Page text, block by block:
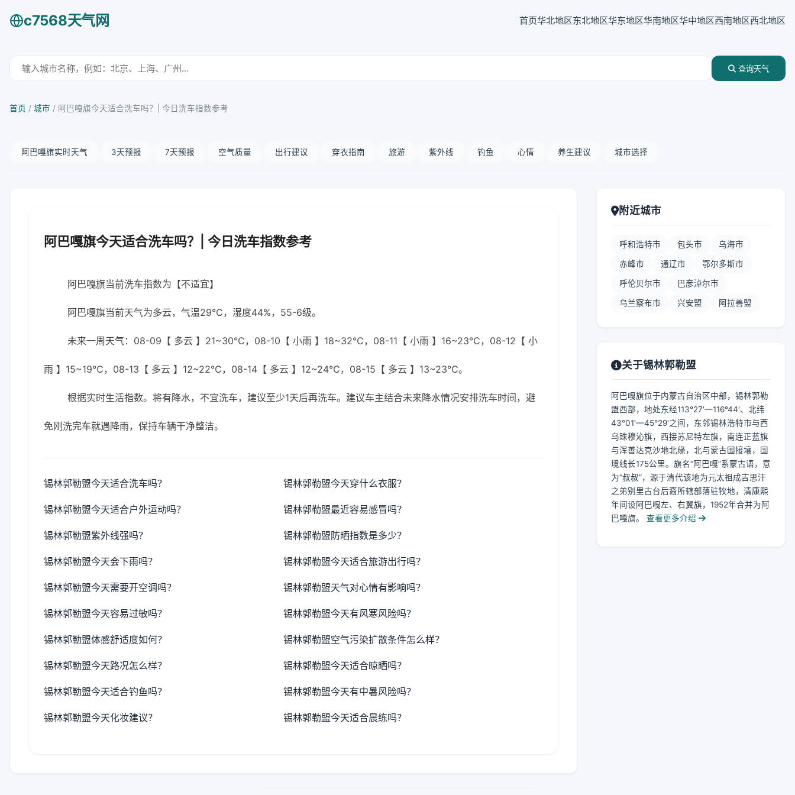
c7568天气网 首页华北地区东北地区华东地区华南地区华中地区西南地区西北地区
查询天气
首页 / 城市 / 阿巴嘎旗今天适合洗车吗？| 今日洗车指数参考
阿巴嘎旗实时天气 3天预报 7天预报 空气质量 出行建议 穿衣指南 旅游 紫外线 钓鱼 心情 养生建议 城市选择
阿巴嘎旗今天适合洗车吗？| 今日洗车指数参考
阿巴嘎旗当前洗车指数为【不适宜】
阿巴嘎旗当前天气为多云，气温29℃，湿度44%，55-6级。
未来一周天气：08-09【 多云 】21~30℃，08-10【 小雨 】18~32℃，08-11【 小雨 】16~23℃，08-12【 小
雨 】15~19℃，08-13【 多云 】12~22℃，08-14【 多云 】12~24℃，08-15【 多云 】13~23℃。
根据实时生活指数。将有降水，不宜洗车，建议至少1天后再洗车。建议车主结合未来降水情况安排洗车时间，避
免刚洗完车就遇降雨，保持车辆干净整洁。
锡林郭勒盟今天适合洗车吗？ 锡林郭勒盟今天穿什么衣服？
锡林郭勒盟今天适合户外运动吗？ 锡林郭勒盟最近容易感冒吗？
锡林郭勒盟紫外线强吗？ 锡林郭勒盟防晒指数是多少？
锡林郭勒盟今天会下雨吗？ 锡林郭勒盟今天适合旅游出行吗？
锡林郭勒盟今天需要开空调吗？ 锡林郭勒盟天气对心情有影响吗？
锡林郭勒盟今天容易过敏吗？ 锡林郭勒盟今天有风寒风险吗？
锡林郭勒盟体感舒适度如何？ 锡林郭勒盟空气污染扩散条件怎么样？
锡林郭勒盟今天路况怎么样？ 锡林郭勒盟今天适合晾晒吗？
锡林郭勒盟今天适合钓鱼吗？ 锡林郭勒盟今天有中暑风险吗？
锡林郭勒盟今天化妆建议？ 锡林郭勒盟今天适合晨练吗？
附近城市
呼和浩特市 包头市 乌海市
赤峰市 通辽市 鄂尔多斯市
呼伦贝尔市 巴彦淖尔市
乌兰察布市 兴安盟 阿拉善盟
关于锡林郭勒盟
阿巴嘎旗位于内蒙古自治区中部，锡林郭勒
盟西部，地处东经113°27′—116°44′、北纬
43°01′—45°29′之间，东邻锡林浩特市与西
乌珠穆沁旗，西接苏尼特左旗，南连正蓝旗
与浑善达克沙地北缘，北与蒙古国接壤，国
境线长175公里。旗名“阿巴嘎”系蒙古语，意
为“叔叔”，源于清代该地为元太祖成吉思汗
之弟别里古台后裔所辖部落驻牧地，清康熙
年间设阿巴嘎左、右翼旗，1952年合并为阿
巴嘎旗。
查看更多介绍